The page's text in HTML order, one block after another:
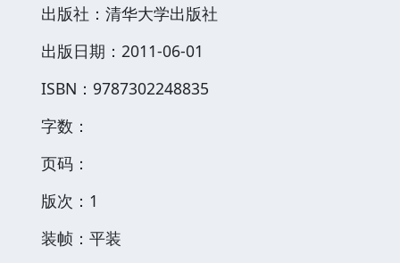
出版社：清华大学出版社
出版日期：2011-06-01
ISBN：9787302248835
字数：
页码：
版次：1
装帧：平装